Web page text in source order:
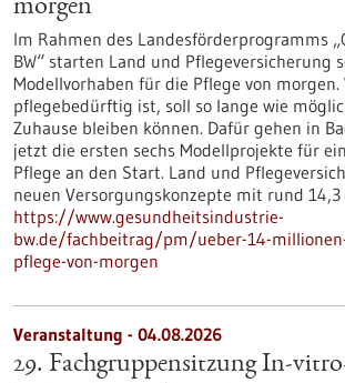
morgen
Im Rahmen des Landesförderprogramms
BW“ starten Land und Pflegeversicherung
Modellvorhaben für die Pflege von morgen.
pflegebedürftig ist, soll so lange wie
Zuhause bleiben können. Dafür gehen in
jetzt die ersten sechs Modellprojekte für
Pflege an den Start. Land und
neuen Versorgungskonzepte mit rund 14,3
https://www.gesundheitsindustrie-
bw.de/fachbeitrag/pm/ueber-14-
pflege-von-morgen
Veranstaltung - 04.08.2026
29. Fachgruppensitzung In-